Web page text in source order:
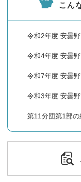
こん
令和2年度 安曇
令和4年度 安曇
令和7年度 安曇
令和3年度 安曇
第11分団第1部の